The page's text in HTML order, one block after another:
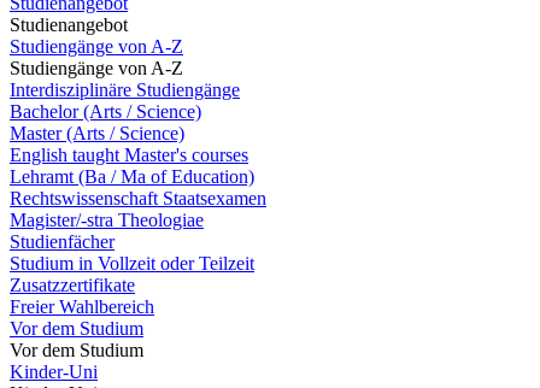
Studienangebot
Studiengänge von A-Z
Studiengänge von A-Z
Interdisziplinäre Studiengänge
Bachelor (Arts / Science)
Master (Arts / Science)
English taught Master's courses
Lehramt (Ba / Ma of Education)
Rechtswissenschaft Staatsexamen
Magister/-stra Theologiae
Studienfächer
Studium in Vollzeit oder Teilzeit
Zusatzzertifikate
Freier Wahlbereich
Vor dem Studium
Vor dem Studium
Kinder-Uni